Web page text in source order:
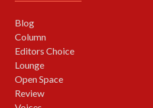
Blog
Column
Editors Choice
Lounge
Open Space
Review